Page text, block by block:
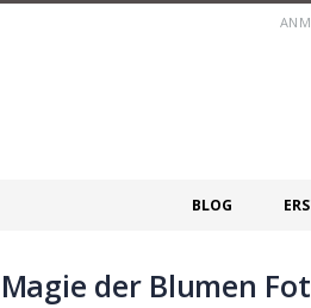
BLOG
Magie der Blumen